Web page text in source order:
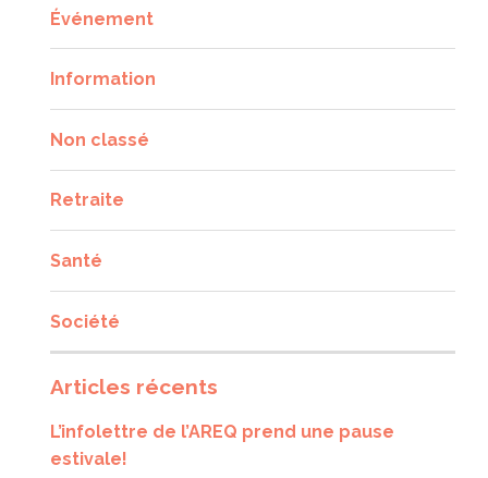
Événement
Information
Non classé
Retraite
Santé
Société
Articles récents
L’infolettre de l’AREQ prend une pause
estivale!